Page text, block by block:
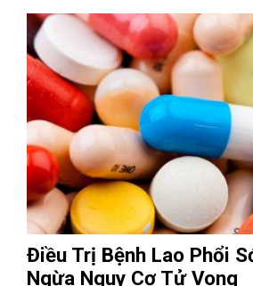
Điều Trị Bệnh Lao Phổi
Ngừa Nguy Cơ Tử Vong